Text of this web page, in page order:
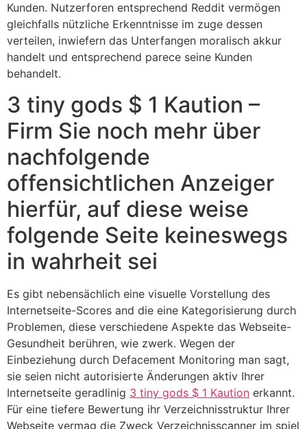
Kunden. Nutzerforen entsprechend Reddit vermögen
gleichfalls nützliche Erkenntnisse im zuge dessen
verteilen, inwiefern das Unterfangen moralisch akkur
handelt und entsprechend parece seine Kunden
behandelt.
3 tiny gods $ 1 Kaution –
Firm Sie noch mehr über
nachfolgende
offensichtlichen Anzeiger
hierfür, auf diese weise
folgende Seite keineswegs
in wahrheit sei
Es gibt nebensächlich eine visuelle Vorstellung des
Internetseite-Scores and die eine Kategorisierung durch
Problemen, diese verschiedene Aspekte das Webseite-
Gesundheit berühren, wie zwerk. Wegen der
Einbeziehung durch Defacement Monitoring man sagt,
sie seien nicht autorisierte Änderungen aktiv Ihrer
Internetseite geradlinig 3 tiny gods $ 1 Kaution erkannt.
Für eine tiefere Bewertung ihr Verzeichnisstruktur Ihrer
Webseite vermag die Zweck Verzeichnisscanner im spiel